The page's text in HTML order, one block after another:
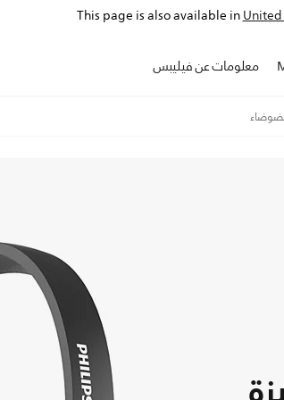
This page is also available inUnited
معلومات عن فيليبس